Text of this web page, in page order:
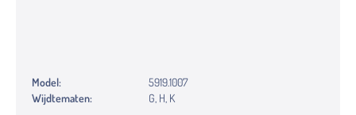
Model:
5919.1007
Wijdtematen:
G, H, K